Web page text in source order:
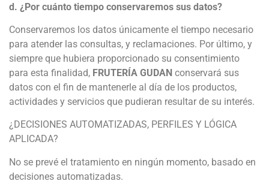
d. ¿Por cuánto tiempo conservaremos sus datos?
Conservaremos los datos únicamente el tiempo necesario
para atender las consultas, y reclamaciones. Por último, y
siempre que hubiera proporcionado su consentimiento
para esta finalidad, FRUTERÍA GUDAN conservará sus
datos con el fin de mantenerle al día de los productos,
actividades y servicios que pudieran resultar de su interés.
¿DECISIONES AUTOMATIZADAS, PERFILES Y LÓGICA
APLICADA?
No se prevé el tratamiento en ningún momento, basado en
decisiones automatizadas.